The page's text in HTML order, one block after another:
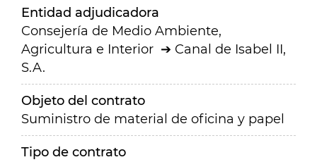
Entidad adjudicadora
Consejería de Medio Ambiente,
Agricultura e Interior
Canal de Isabel II,
S.A.
Objeto del contrato
Suministro de material de oficina y papel
Tipo de contrato